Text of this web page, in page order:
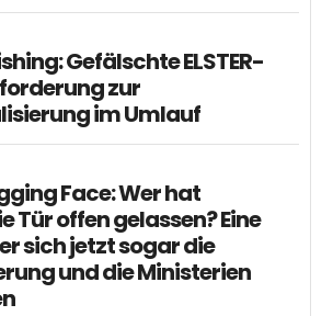
Gefälschte ELSTER-
zur
im Umlauf
Face: Wer hat
Tür offen gelassen? Eine
sich jetzt sogar die
und die Ministerien